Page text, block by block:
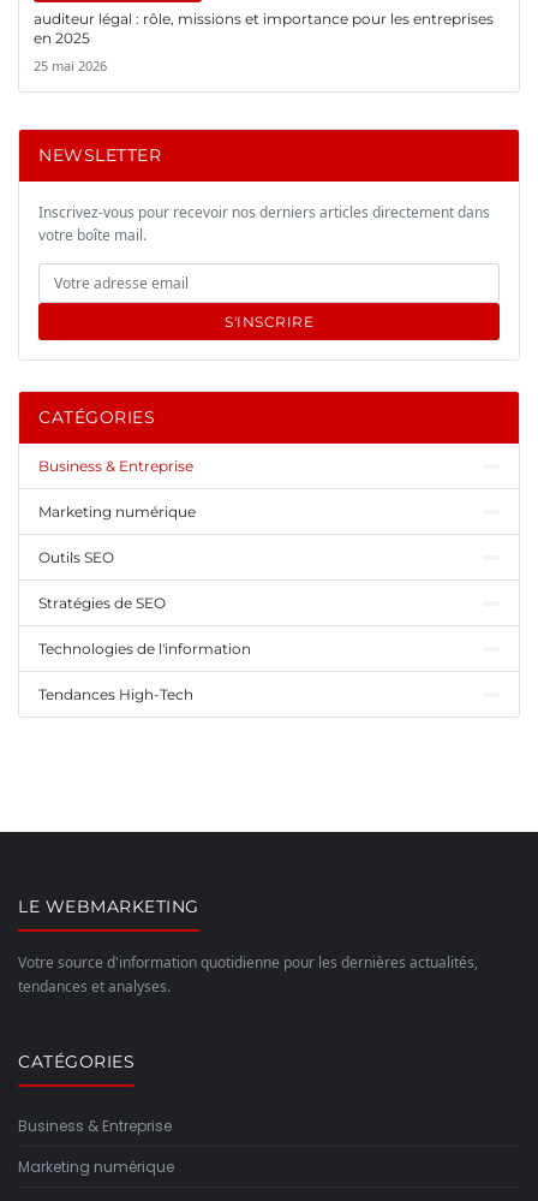
auditeur légal : rôle, missions et importance pour les entreprises
en 2025
25 mai 2026
NEWSLETTER
Inscrivez-vous pour recevoir nos derniers articles directement dans
votre boîte mail.
S'INSCRIRE
CATÉGORIES
Business & Entreprise
Marketing numérique
Outils SEO
Stratégies de SEO
Technologies de l'information
Tendances High-Tech
LE WEBMARKETING
Votre source d'information quotidienne pour les dernières actualités,
tendances et analyses.
CATÉGORIES
Business & Entreprise
Marketing numérique